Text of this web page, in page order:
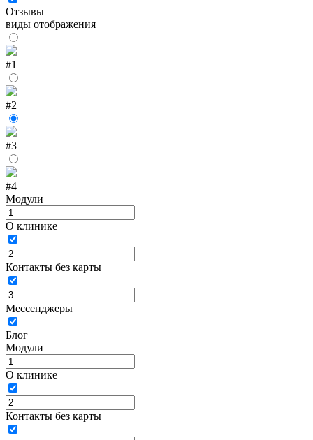
Отзывы
виды отображения
#1
#2
#3
#4
Модули
О клинике
Контакты без карты
Мессенджеры
Блог
Модули
О клинике
Контакты без карты